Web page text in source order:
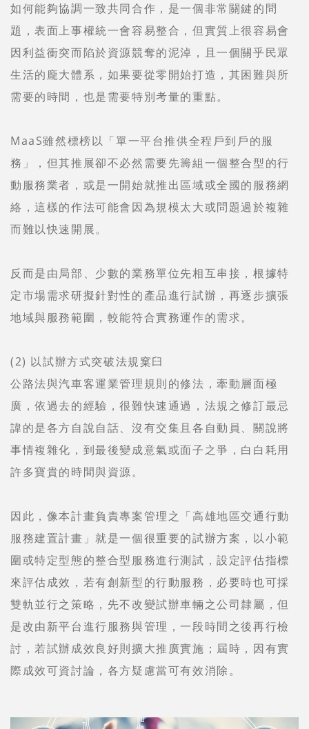
如何能夠協調一致共同合作，是一個非常關鍵的問
題，表面上事權統一會容易整合，但實質上很容易會
因利益衝突而陷於資源競奪的泥淖，且一個關乎民眾
生活的龐大體系，如果要從零開始打造，其困難與所
需要的時間，也是需要特別考量的重點。
MaaS雖然標榜以「單一平台推供全程戶到戶的服
務」，但其推展卻不必然需要先籌組一個整合型的行
動服務業者，或是一開始就推出區域或全國的服務網
絡，這樣的作法可能會因為規模太大或問題過於複雜
而難以快速開展。
反而是由局部、少數的業務單位先相互串接，根據特
定市場需求研擬針對性的產品進行試辦，再逐步擴張
地域與服務範圍，較能符合實務運作的需求。
(2) 以試辦方式突破法規窠臼
公路法與汽車客運業管理規則的修法，牽動層面極
廣，依過去的經驗，很難快速通過，法規之修訂最忌
諱的是各方自說自話、沒有交集且各自動員、關說將
事情複雜化，到最後變成意氣或面子之爭，白白耗用
許多寶貴的時間與資源。
因此，像本計畫負責專案管理之「高雄地區交通行動
服務建置計畫」就是一個很重要的試辦方案，以小範
圍或特定型態的整合型服務進行測試，設定評估指標
來評估成效，若有創新型的行動服務，必要時也可採
雙軌並行之策略，先不改變試辦車輛之公司隸屬，但
是改由新平台進行服務與管理，一段時間之後再行檢
討，若試辦成效良好則擴大推廣實施；屆時，因有實
際成效可資討論，各方疑慮當可有效消除。